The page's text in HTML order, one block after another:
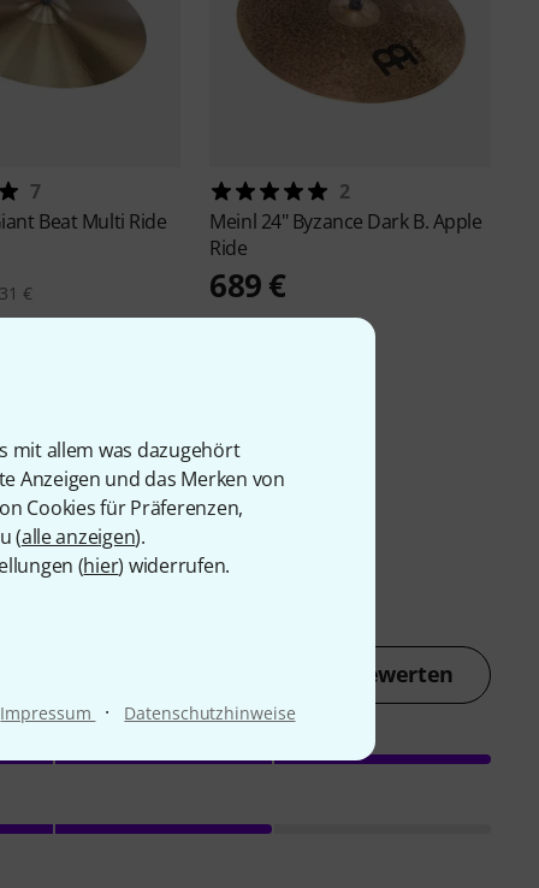
mit allem was dazugehört
Anzeigen und das Merken von
Cookies für Präferenzen,
(alle anzeigen).
(hier) widerrufen.
Impressum · Datenschutzhinweise
7
Beat Multi Ride
€
2
Meinl 24" Byzance Dark B. Apple
Ride
689 €
Jetzt bewerten